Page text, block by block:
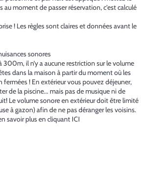
moment de passer réservation, c'est calculé
! Les règles sont claires et données avant le
sonores
300m, il n’y a aucune restriction sur le volume
dans la maison à partir du moment où les
! En extérieur vous pouvez déjeuner,
de la piscine... mais pas de musique ni de
Le volume sonore en extérieur doit être limité
à gazon) afin de ne pas déranger les voisins.
savoir plus en cliquant ICI